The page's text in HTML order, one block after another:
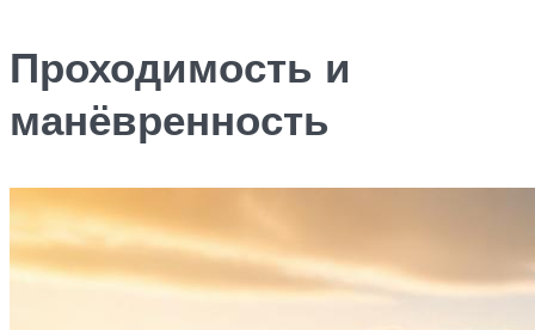
Проходимость и
манёвренность